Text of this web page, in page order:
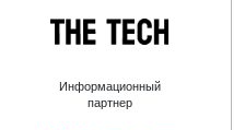
Информационный
партнер